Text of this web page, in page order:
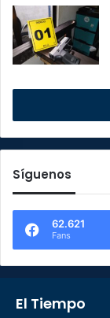
Síguenos
62.621
Fans
El Tiempo